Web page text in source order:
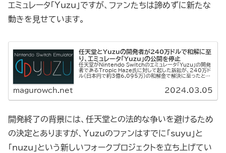
エミュレータ「Yuzu」ですが、ファンたちは諦めずに新たな
動きを見せています。
任天堂とYuzuの開発者が240万ドルで和解に至
り、エミュレータ「Yuzu」の公開を停止
任天堂がNintendo Switchのエミュレータ「Yuzu」の開発
者であるTropic Haze氏に対して起した訴訟が、240万ド
ル（日本円で約3億6,095万）の和解金で解決に至ったと海
magurowch.net 2024.03.05
開発終了の背景には、任天堂との法的な争いを避けるため
の決定とありますが、Yuzuのファンはすでに「suyu」と
「nuzu」という新しいフォークプロジェクトを立ち上げてい